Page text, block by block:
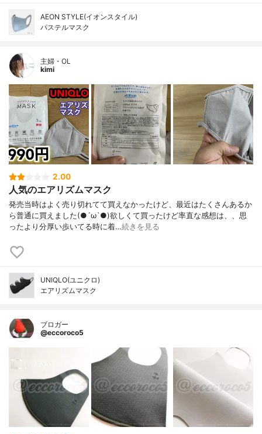
AEON STYLE(イオンスタイル)
パステルマスク
主婦・OL
kimi
2.00
人気のエアリズムマスク
発売当時はよく売り切れてて買えなかったけど、最近はたくさんあるか
ら普通に買えました(●´ω`●)欲しくて買ったけど率直な感想は、、思
ったより分厚い歩いてる時に着…続きを見る
UNIQLO(ユニクロ)
エアリズムマスク
ブロガー
@eccoroco5